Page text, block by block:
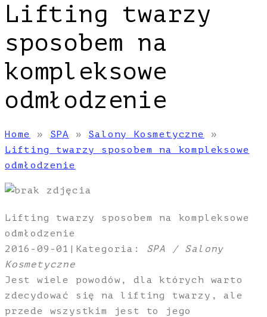
Lifting twarzy
sposobem na
kompleksowe
odmłodzenie
Home » SPA » Salony Kosmetyczne
»
Lifting twarzy sposobem na kompleksowe
odmłodzenie
Lifting twarzy sposobem na kompleksowe
odmłodzenie
2016-09-01 | Kategoria: SPA / Salony
Kosmetyczne
Jest wiele powodów, dla których warto
zdecydować się na lifting twarzy, ale
przede wszystkim jest to jego